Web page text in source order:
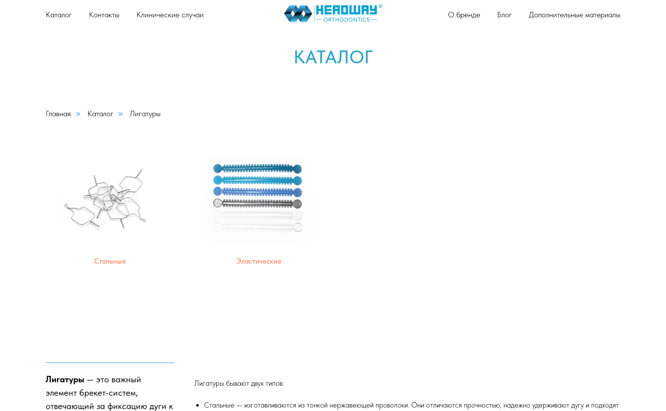
Каталог Контакты Клинические случаи О бренде Блог Дополнительные материалы
КАТАЛОГ
Главная » Каталог » Лигатуры
Стальные Эластические
Лигатуры — это важный
элемент брекет-систем,
отвечающий за фиксацию дуги к
Лигатуры бывают двух типов:
Стальные — изготавливаются из тонкой нержавеющей проволоки. Они отличаются прочностью, надежно удерживают дугу и подходят